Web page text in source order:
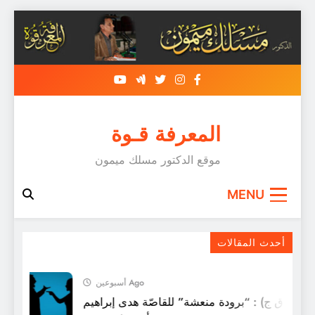
content
المعرفة قـوة
موقع الدكتور مسلك ميمون
MENU
أحدث المقالات
أسبوعين Ago
(ق ق ج) : “برودة منعشة” للقاصّة هدى إبراهيم
أرقامٌ مُفزعة عن الحياة في الولايات المتحدة